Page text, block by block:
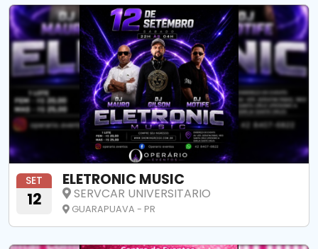
SET
12
ELETRONIC MUSIC
SERVCAR UNIVERSITARIO
GUARAPUAVA - PR